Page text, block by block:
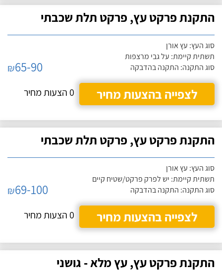
התקנת פרקט עץ, פרקט תלת שכבתי
סוג העץ: עץ אורן
תשתית קיימת: על גבי מרצפות
סוג התקנה: התקנה בהדבקה
₪65-90
לצפייה בהצעות מחיר
0 הצעות מחיר
התקנת פרקט עץ, פרקט תלת שכבתי
סוג העץ: עץ אורן
תשתית קיימת: יש לפרק פרקט/שטיח קיים
סוג התקנה: התקנה בהדבקה
₪69-100
לצפייה בהצעות מחיר
0 הצעות מחיר
התקנת פרקט עץ, עץ מלא - גושני